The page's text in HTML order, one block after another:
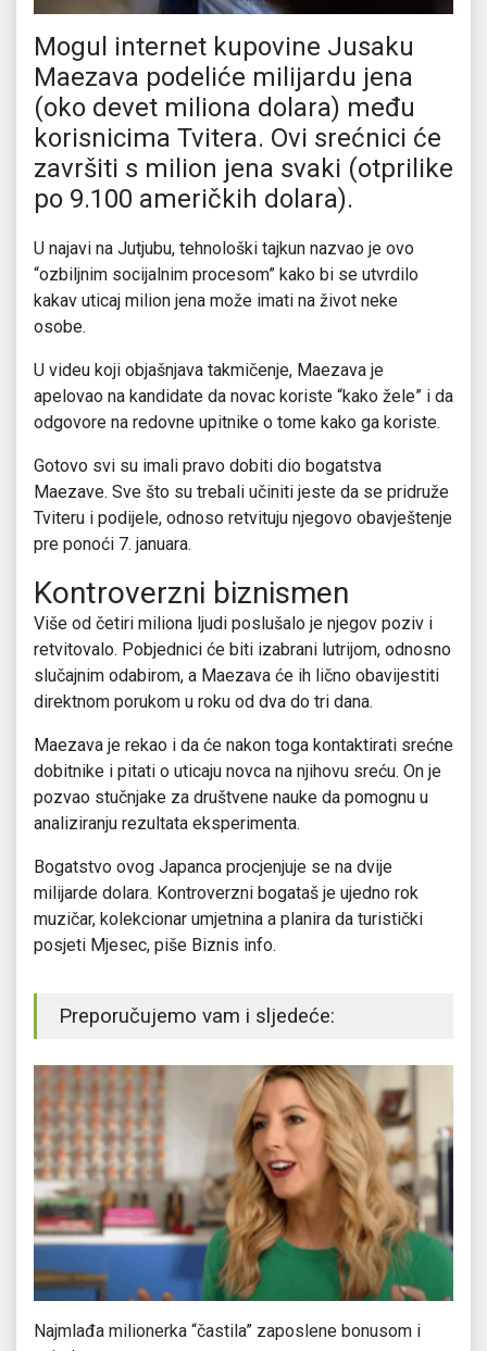
Mogul internet kupovine Jusaku
Maezava podeliće milijardu jena
(oko devet miliona dolara) među
korisnicima Tvitera. Ovi srećnici će
završiti s milion jena svaki (otprilike
po 9.100 američkih dolara).
U najavi na Jutjubu, tehnološki tajkun nazvao je ovo
“ozbiljnim socijalnim procesom” kako bi se utvrdilo
kakav uticaj milion jena može imati na život neke
osobe.
U videu koji objašnjava takmičenje, Maezava je
apelovao na kandidate da novac koriste “kako žele” i da
odgovore na redovne upitnike o tome kako ga koriste.
Gotovo svi su imali pravo dobiti dio bogatstva
Maezave. Sve što su trebali učiniti jeste da se pridruže
Tviteru i podijele, odnoso retvituju njegovo obavještenje
pre ponoći 7. januara.
Kontroverzni biznismen
Više od četiri miliona ljudi poslušalo je njegov poziv i
retvitovalo. Pobjednici će biti izabrani lutrijom, odnosno
slučajnim odabirom, a Maezava će ih lično obavijestiti
direktnom porukom u roku od dva do tri dana.
Maezava je rekao i da će nakon toga kontaktirati srećne
dobitnike i pitati o uticaju novca na njihovu sreću. On je
pozvao stučnjake za društvene nauke da pomognu u
analiziranju rezultata eksperimenta.
Bogatstvo ovog Japanca procjenjuje se na dvije
milijarde dolara. Kontroverzni bogataš je ujedno rok
muzičar, kolekcionar umjetnina a planira da turistički
posjeti Mjesec, piše Biznis info.
Preporučujemo vam i sljedeće:
Najmlađa milionerka “častila” zaposlene bonusom i